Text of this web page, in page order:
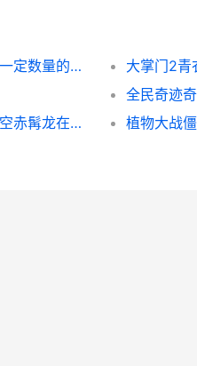
绝地求生如何丢雷 绝地求生怎么丢一定数量的东西
全民奇迹
黑神话悟空赤髯龙如何打 黑神话悟空赤髯龙在哪里